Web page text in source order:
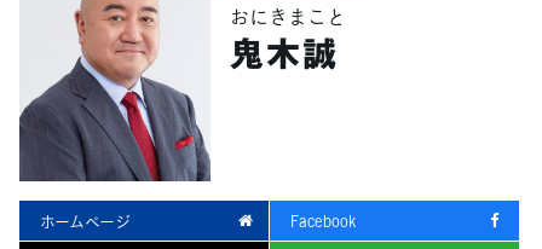
おにきまこと
鬼木誠
ホームページ
Facebook